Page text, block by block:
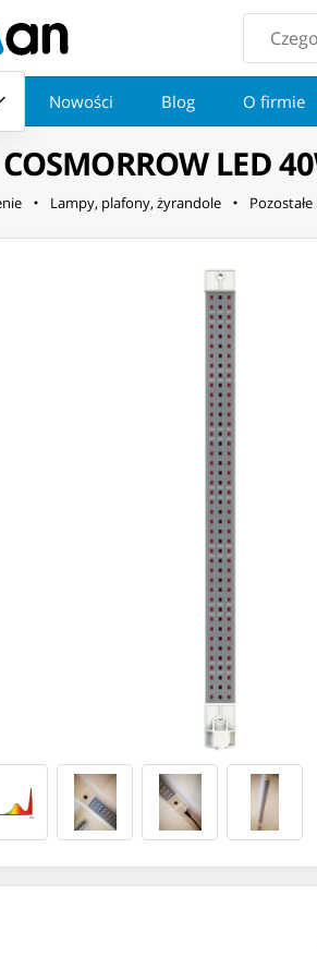
Nowości Blog O firmie
LED
Lampy, plafony, żyrandole